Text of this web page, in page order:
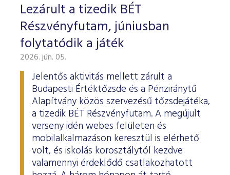
Lezárult a tizedik BÉT
Részvényfutam, júniusban
folytatódik a játék
2026. jún. 05.
Jelentős aktivitás mellett zárult a
Budapesti Értéktőzsde és a Pénziránytű
Alapítvány közös szervezésű tőzsdejátéka,
a tizedik BÉT Részvényfutam. A megújult
verseny idén webes felületen és
mobilalkalmazáson keresztül is elérhető
volt, és iskolás korosztálytól kezdve
valamennyi érdeklődő csatlakozhatott